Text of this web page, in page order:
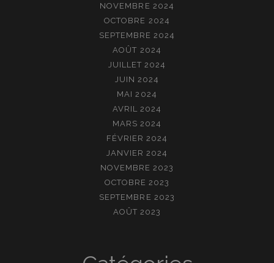
NOVEMBRE 2024
OCTOBRE 2024
SEPTEMBRE 2024
AOÛT 2024
JUILLET 2024
JUIN 2024
MAI 2024
AVRIL 2024
MARS 2024
FÉVRIER 2024
JANVIER 2024
NOVEMBRE 2023
OCTOBRE 2023
SEPTEMBRE 2023
AOÛT 2023